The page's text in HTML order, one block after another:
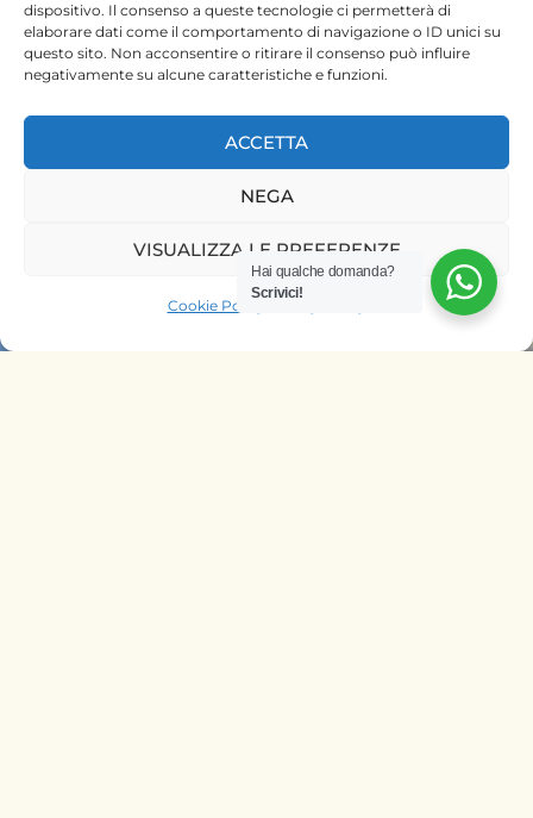
dispositivo. Il consenso a queste tecnologie ci permetterà di
elaborare dati come il comportamento di navigazione o ID unici su
questo sito. Non acconsentire o ritirare il consenso può influire
negativamente su alcune caratteristiche e funzioni.
ACCETTA
NEGA
VISUALIZZA LE PREFERENZE
Cookie Policy
CONTATTACI
Hai qualche domanda?
Scrivici!